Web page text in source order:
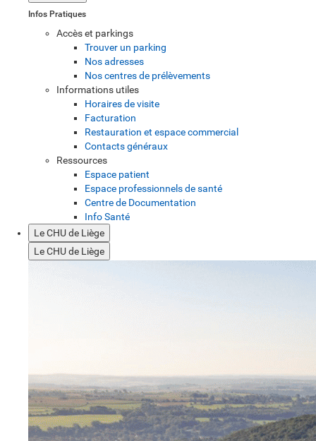
Infos Pratiques
Accès et parkings
Trouver un parking
Nos adresses
Nos centres de prélèvements
Informations utiles
Horaires de visite
Facturation
Restauration et espace commercial
Contacts généraux
Ressources
Espace patient
Espace professionnels de santé
Centre de Documentation
Info Santé
Le CHU de Liège
Le CHU de Liège